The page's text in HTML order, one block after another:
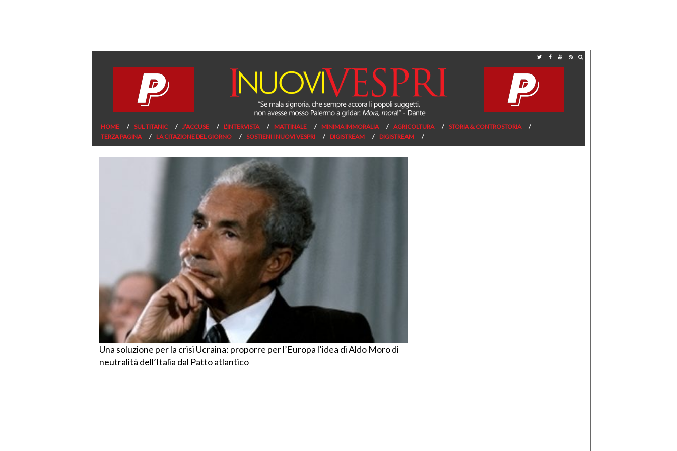
HOME SUL TITANIC J’ACCUSE L’INTERVISTA MATTINALE MINIMA IMMORALIA AGRICOLTURA
STORIA & CONTROSTORIA
TERZA PAGINA
LA CITAZIONE DEL GIORNO SOSTIENI I NUOVI VESPRI DIGISTREAM DIGISTREAM
Una soluzione per la crisi Ucraina: proporre per l’Europa l’idea di Aldo Moro di
neutralità dell’Italia dal Patto atlantico